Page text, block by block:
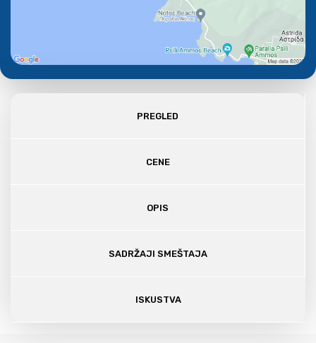
PREGLED
CENE
OPIS
SADRŽAJI SMEŠTAJA
ISKUSTVA